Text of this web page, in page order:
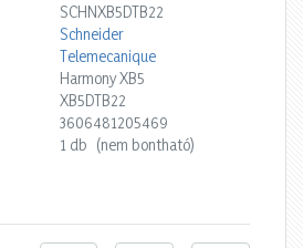
SCHNXB5DTB22
Schneider
Telemecanique
Harmony XB5
XB5DTB22
3606481205469
1 db (nem bontható)